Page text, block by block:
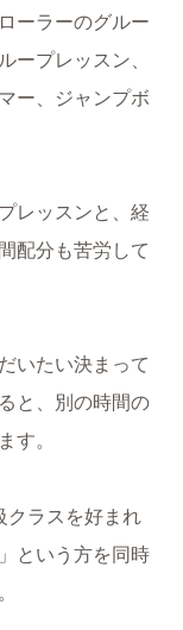
ーラーのグルー
ープレッスン、
ー、ジャンプボ
レッスンと、経
配分も苦労して
いたい決まって
と、別の時間の
す。
クラスを好まれ
という方を同時